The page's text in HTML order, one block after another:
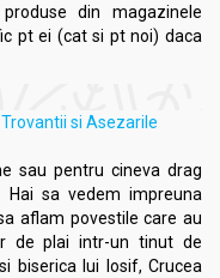
din magazinele
pt ei (cat si pt noi) daca
si Asezarile
sau pentru cineva drag
Hai sa vedem impreuna
aflam povestile care au
de plai intr-un tinut de
biserica lui Iosif, Crucea